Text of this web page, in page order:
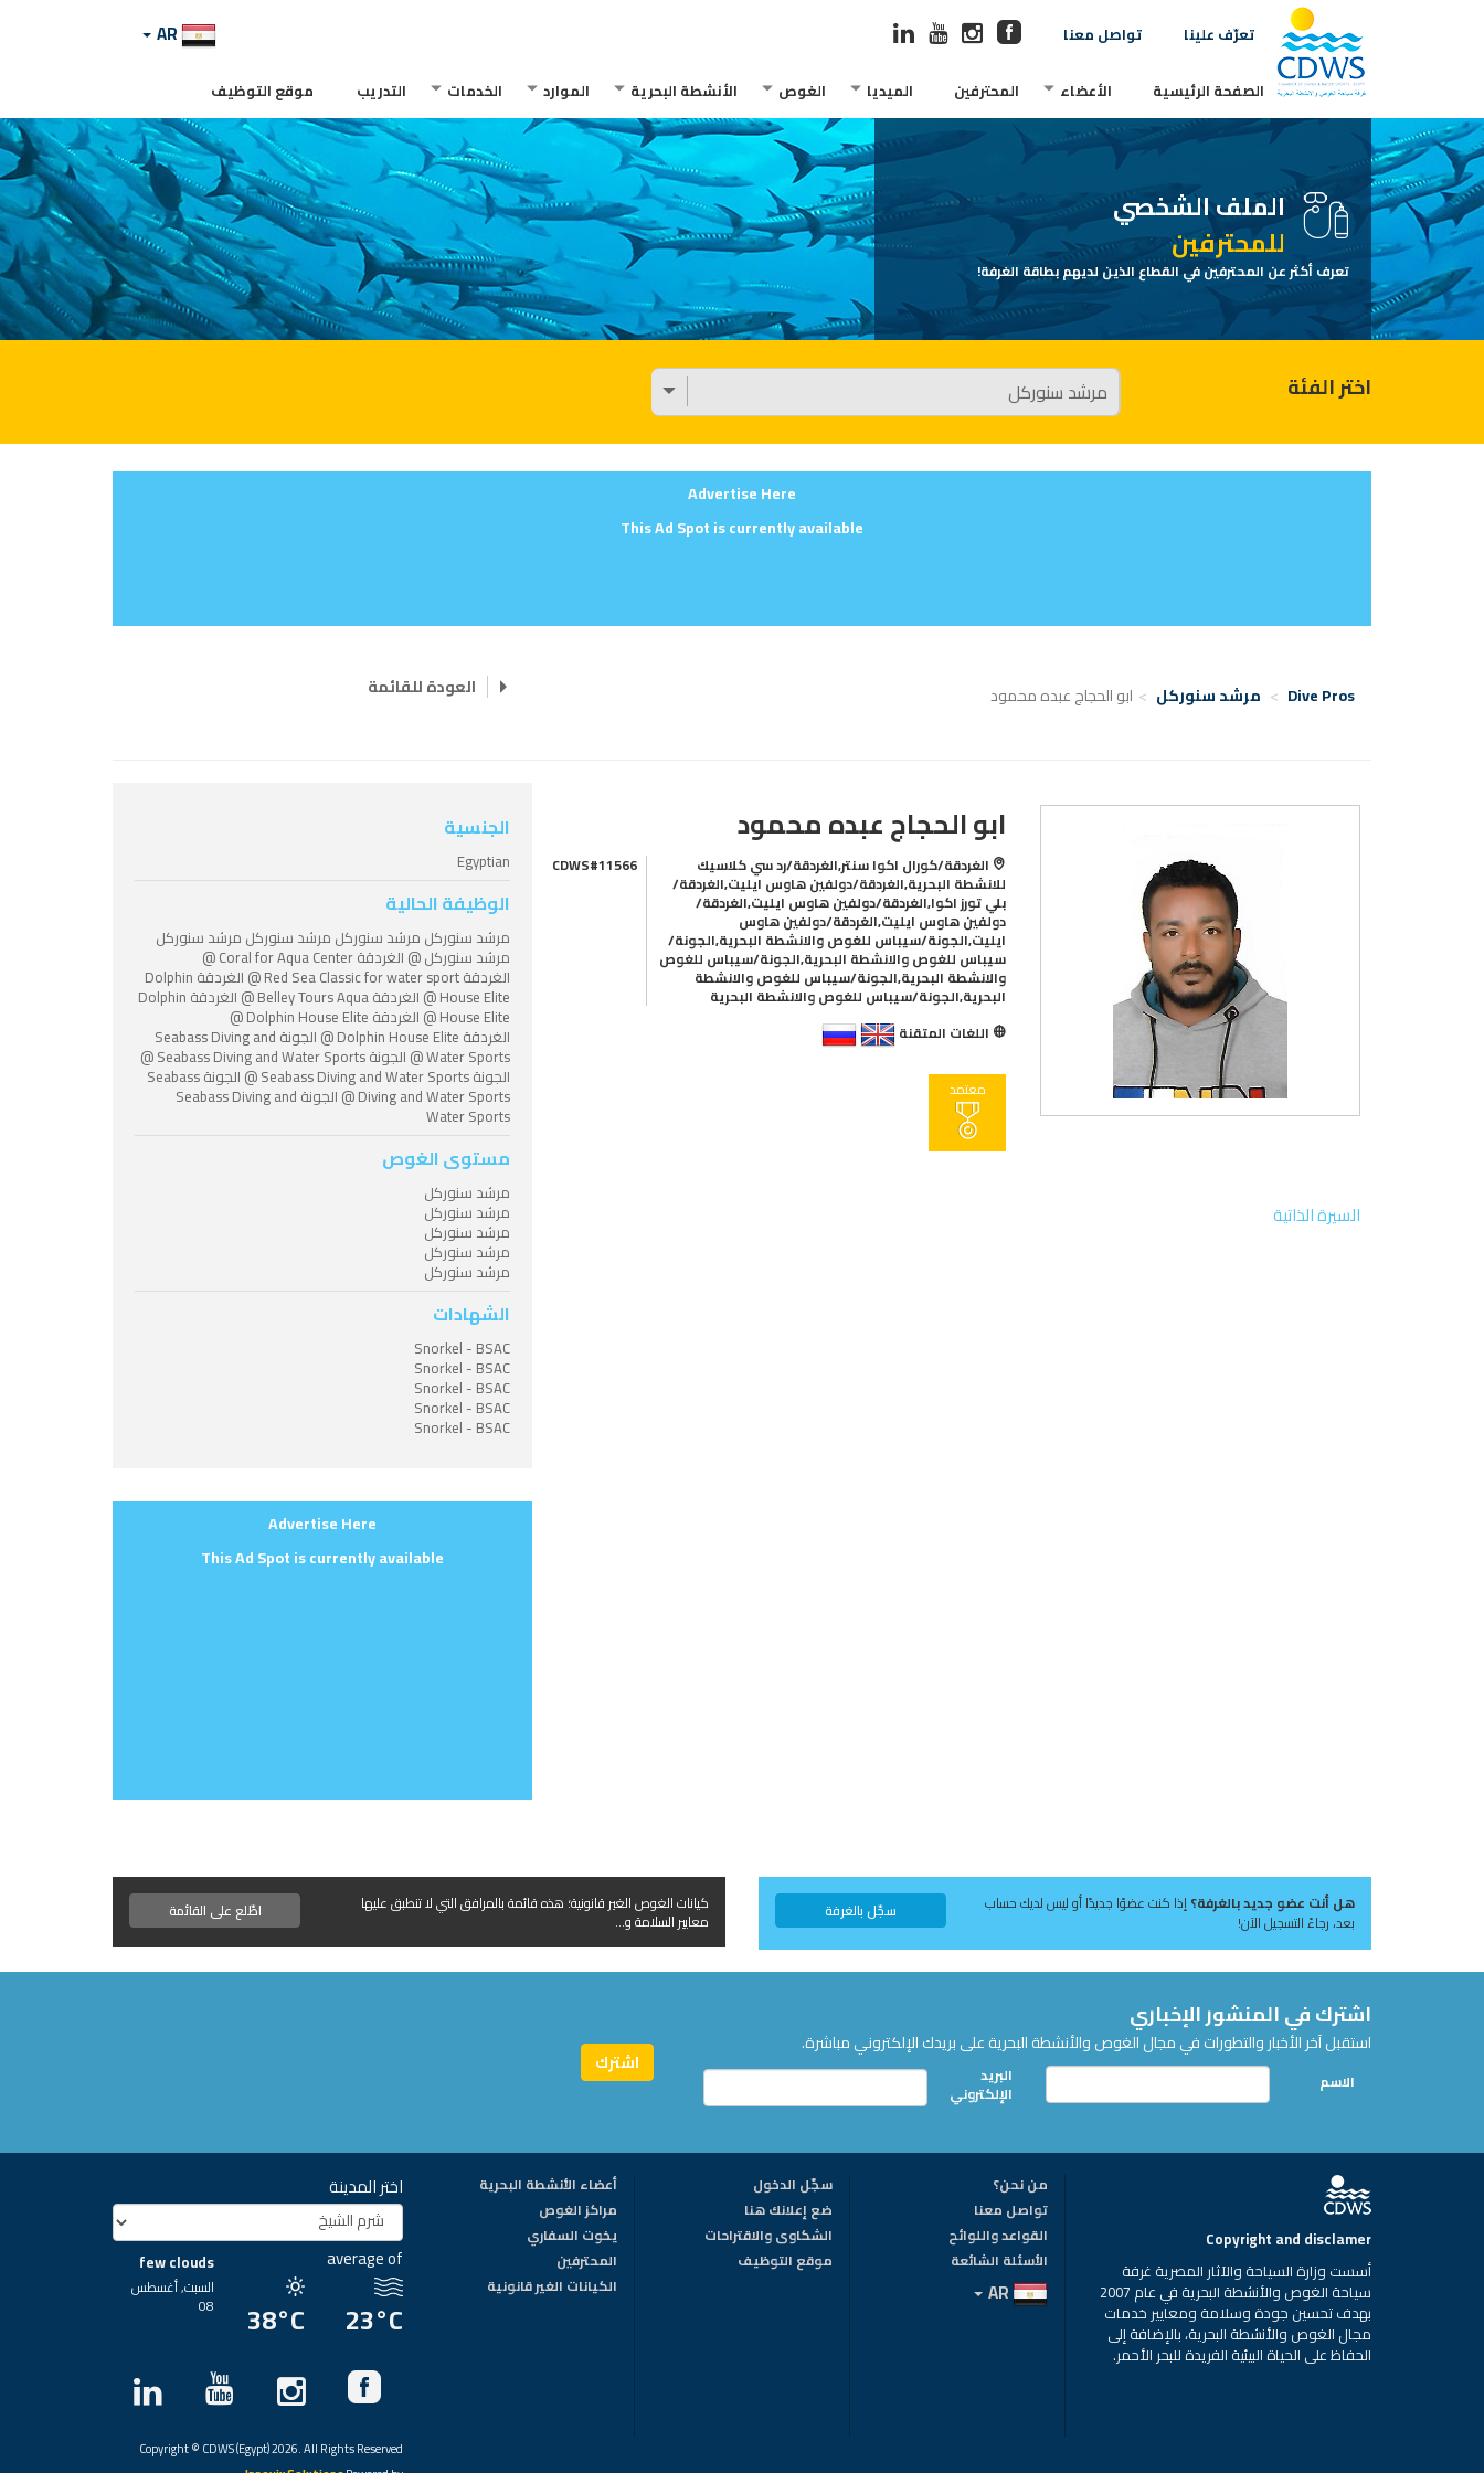
تعرّف علينا تواصل معنا
الصفحة الرئيسية الأعضاء المحترفين الميديا الغوص الأنشطة البحرية الموارد الخدمات التدريب موقع التوظيف
الملف الشخصي
للمحترفين
تعرف أكثر عن المحترفين في القطاع الذين لديهم بطاقة الغرفة!
اختر الفئة
Advertise Here
This Ad Spot is currently available
Dive Pros مرشد سنوركل ابو الحجاج عبده محمود العودة للقائمة
ابو الحجاج عبده محمود
الغردقة/كورال اكوا سنتر,الغردقة/رد سي كلاسيك
للانشطة البحرية,الغردقة/دولفين هاوس ايليت,الغردقة/
بلي تورز اكوا,الغردقة/دولفين هاوس ايليت,الغردقة/
دولفين هاوس ايليت,الغردقة/دولفين هاوس
ايليت,الجونة/سيباس للغوص والانشطة البحرية,الجونة/
سيباس للغوص والانشطة البحرية,الجونة/سيباس للغوص
والانشطة البحرية,الجونة/سيباس للغوص والانشطة
البحرية,الجونة/سيباس للغوص والانشطة البحرية
CDWS#11566
اللغات المتقنة
معتمد
السيرة الذاتية
الجنسية
Egyptian
الوظيفة الحالية
مرشد سنوركل مرشد سنوركل مرشد سنوركل مرشد سنوركل
مرشد سنوركل @ الغردقة Coral for Aqua Center @
الغردقة Red Sea Classic for water sport @ الغردقة Dolphin
House Elite @ الغردقة Belley Tours Aqua @ الغردقة Dolphin
House Elite @ الغردقة Dolphin House Elite @
الغردقة Dolphin House Elite @ الجونة Seabass Diving and
Water Sports @ الجونة Seabass Diving and Water Sports @
الجونة Seabass Diving and Water Sports @ الجونة Seabass
Diving and Water Sports @ الجونة Seabass Diving and
Water Sports
مستوى الغوص
مرشد سنوركل
مرشد سنوركل
مرشد سنوركل
مرشد سنوركل
مرشد سنوركل
الشهادات
Snorkel - BSAC
Snorkel - BSAC
Snorkel - BSAC
Snorkel - BSAC
Snorkel - BSAC
Advertise Here
This Ad Spot is currently available
هل أنت عضو جديد بالغرفة؟إذا كنت عضوًا جديدًا أو ليس لديك حساب
بعد، رجاءً التسجيل الآن! سجّل بالغرفة كيانات الغوص الغير قانونية؛ هذه قائمة بالمرافق التي لا تنطبق عليها
معايير السلامة و... اطّلع على القائمة
اشترك في المنشور الإخباري
استقبل آخر الأخبار والتطورات في مجال الغوص والأنشطة البحرية على بريدك الإلكتروني مباشرة.
الاسم البريد
الإلكتروني
Copyright and disclamer
أسست وزارة السياحة والآثار المصرية غرفة
سياحة الغوص والأنشطة البحرية في عام 2007
بهدف تحسين جودة وسلامة ومعايير خدمات
مجال الغوص والأنشطة البحرية، بالإضافة إلى
الحفاظ على الحياة البيئية الفريدة للبحر الأحمر.
من نحن؟
تواصل معنا
القواعد واللوائح
الأسئلة الشائعة
سجّل الدخول
ضع إعلانك هنا
الشكاوى والاقتراحات
موقع التوظيف
أعضاء الأنشطة البحرية
مراكز الغوص
يخوت السفاري
المحترفين
الكيانات الغير قانونية
اختر المدينة
average of
23°C
38°C
few clouds
السبت, أغسطس
08
Copyright © CDWS (Egypt) 2026. All Rights Reserved